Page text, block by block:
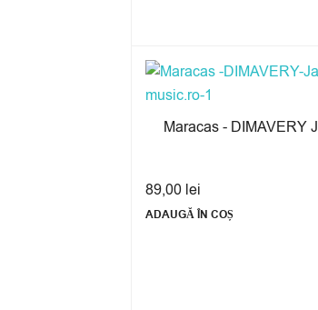
Maracas - DIMAVERY
89,00 lei
ADAUGĂ ÎN COȘ